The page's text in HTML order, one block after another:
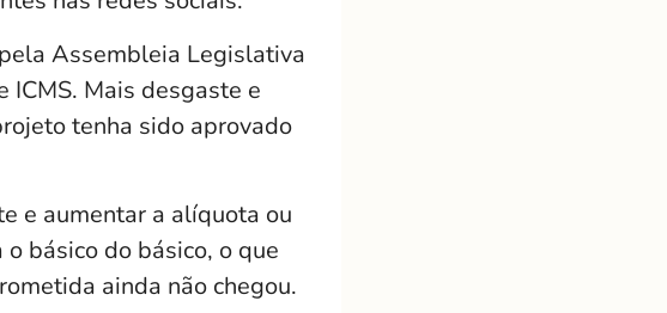
Assembleia Legislativa
Mais desgaste e
tenha sido aprovado
e aumentar a alíquota ou
básico do básico, o que
ainda não chegou.